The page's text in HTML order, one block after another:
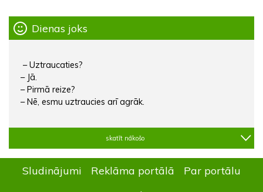
Dienas joks
– Uztraucaties?
– Jā.
– Pirmā reize?
– Nē, esmu uztraucies arī agrāk.
skatīt nākošo
Sludinājumi Reklāma portālā
Par portālu